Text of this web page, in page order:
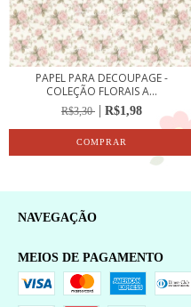
PAPEL PARA DECOUPAGE -
COLEÇÃO FLORAIS A...
R$3,30 R$1,98
NAVEGAÇÃO
MEIOS DE PAGAMENTO